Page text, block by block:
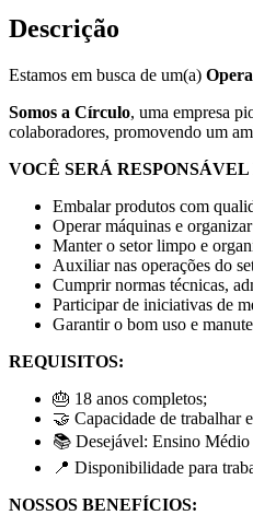
Descrição
Estamos em busca de um(a)
Somos a Círculo, uma empresa
colaboradores, promovendo um
VOCÊ SERÁ RESPONSÁVEL
Embalar produtos com
Operar máquinas e
Manter o setor limpo e
Auxiliar nas operações do
Cumprir normas técnicas,
Participar de iniciativas de
Garantir o bom uso e
REQUISITOS:
🎂 18 anos completos;
🤝 Capacidade de trabalhar
📚 Desejável: Ensino Médio
📍 Disponibilidade para
NOSSOS BENEFÍCIOS: